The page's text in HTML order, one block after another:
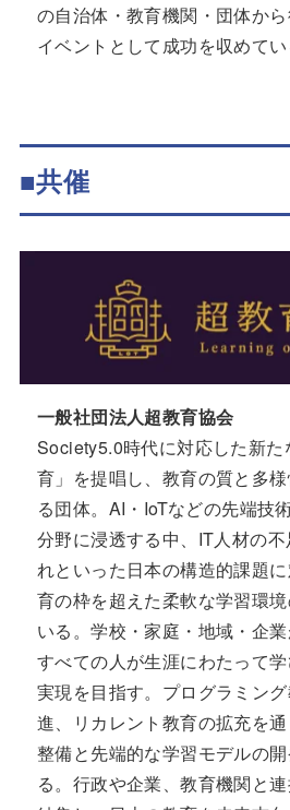
の自治体・教育機関・団体か
イベントとして成功を収めてい
■共催
一般社団法人超教育協会
Society5.0時代に対応した新た
育」を提唱し、教育の質と多
る団体。AI・IoTなどの先端技
分野に浸透する中、IT人材の
れといった日本の構造的課題
育の枠を超えた柔軟な学習環
いる。学校・家庭・地域・企業
すべての人が生涯にわたって
実現を目指す。プログラミン
進、リカレント教育の拡充を
整備と先端的な学習モデルの
る。行政や企業、教育機関と